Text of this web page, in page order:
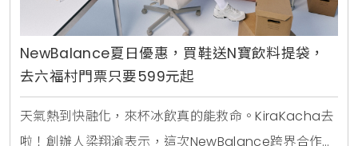
NewBalance夏日優惠，買鞋送N寶飲料提袋，
去六福村門票只要599元起
天氣熱到快融化，來杯冰飲真的能救命。KiraKacha去
啦！創辦人梁翔渝表示，這次NewBalance跨界合作手